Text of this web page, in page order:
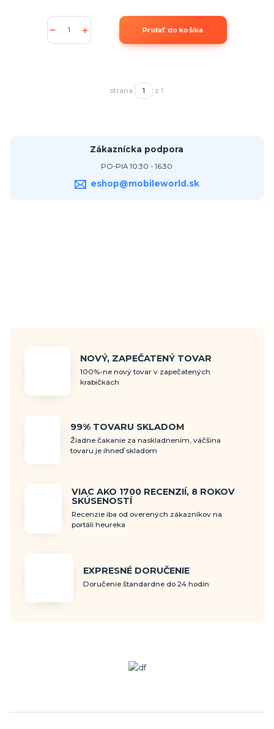
Pridať do košíka
strana z 1
Zákaznícka podpora
PO-PIA 10:30 - 16:30
eshop@mobileworld.sk
NOVÝ, ZAPEČATENÝ TOVAR
100%-ne nový tovar v zapečatených
krabičkách
99% TOVARU SKLADOM
Žiadne čakanie za naskladnením, väčšina
tovaru je ihneď skladom
VIAC AKO 1700 RECENZIÍ, 8 ROKOV
SKÚSENOSTÍ
Recenzie iba od overených zákazníkov na
portáli heureka
EXPRESNÉ DORUČENIE
Doručenie štandardne do 24 hodín